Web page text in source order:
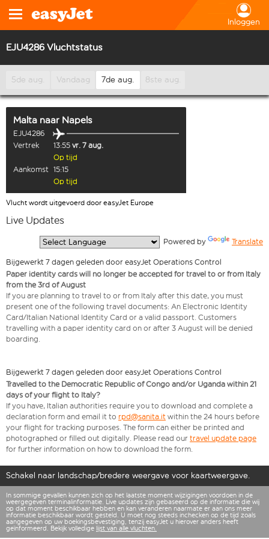
Inloggen
EJU4286 Vluchtstatus
5de aug. Vandaag 7de aug. 8ste aug.
Malta naar Napels
EJU4286
Vertrek
13:55 vr. 7 aug.
Op tijd
Aankomst 15:15
Op tijd
Vlucht wordt uitgevoerd door easyJet Europe
Live Updates
Powered by Translate
Bijgewerkt 7 dagen geleden door easyJet Operations Control
Paper identity cards will no longer be accepted for travel to or from Italy
from the 3rd of August
If you are planning to travel to or from Italy after this date, you must
present one of the following travel documents: An Electronic Identity
Card/Italian National Identity Card or a valid passport. Customers
travelling with a paper identity card on or after 3 August will be denied
boarding.
Bijgewerkt 7 dagen geleden door easyJet Operations Control
Travelled to the Democratic Republic of Congo and/or Uganda within 21
days of your flight to Italy?
If you have, Italian authorities require you to download and complete a
declaration form and email it to rpd@sanita.it within the 24 hours before
your flight for tracking purposes. The form can either be printed and
photographed or filled out digitally. Please read our travel update page
for further information on how to download the form.
Schakel naar landschap/bredere weergave voor kaartweergave.
In sommige gevallen kunnen zich op het laatste moment wijzigingen voordoen in de
weergegeven terminalinformatie. Live updates zijn gebaseerd op de informatie die wij
op dat moment beschikbaar hebben en kan veranderen naarmate er aan ons meer
informatie beschikbaar wordt gesteld. U moet nog steeds inchecken op de tijd zoals
aangegeven op uw boekingsbevestiging, tenzij easyJet u hierover anders heeft
geïnformeerd. Bekijk volledige lijst van alle vluchten.